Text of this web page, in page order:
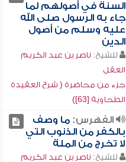
السنة في أصولهم لما
جاء به الرسول صلى الله
عليه وسلم من أصول
الدين
للشيخ: ناصر بن عبد الكريم
العقل
جزء من محاضرة ( شرح العقيدة
الطحاوية [63])
الفهرس:ما وصف
بالكفر من الذنوب التي
لا تخرج من الملة
للشيخ: ناصر بن عبد الكريم